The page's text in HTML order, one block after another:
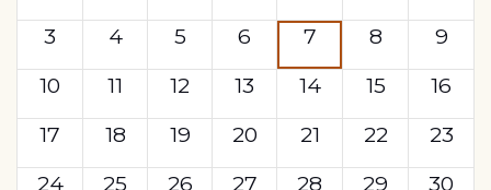
3
4 5 6 7 8
9
10
11 12 13 14 15
16
17
18 19 20 21 22
23
24
25 26 27 28 29
30